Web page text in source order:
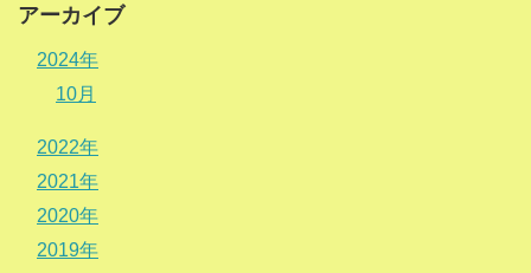
アーカイブ
2024年
10月
2022年
2021年
2020年
2019年